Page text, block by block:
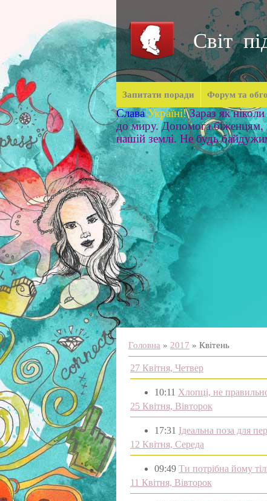
Світ
Запитати поради Форум та
Слава Україні! Зараз як
до миру. Допомога біженцям,
нашій землі. Не будь
Головна » 2017 » Квітень
27 Квітня, Четвер
10:11 Хлопці, не
25 Квітня, Вівторок
17:31 Ідеальна поза для
12 Квітня, Середа
09:49 Ти потрібна йому
11 Квітня, Вівторок